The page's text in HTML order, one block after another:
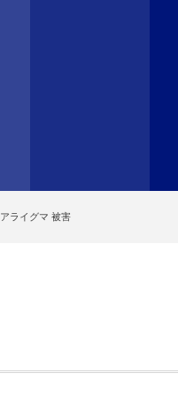
アライグマ 被害